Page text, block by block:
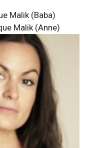
Malik (Baba)
Malik (Anne)